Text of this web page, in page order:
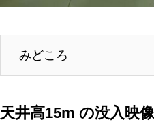
みどころ
天井高15m の没入映